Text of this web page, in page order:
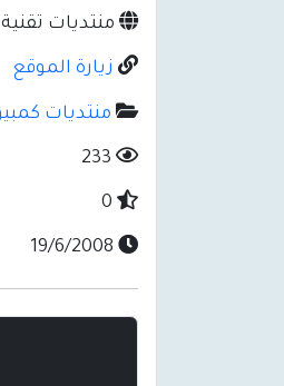
منتديات
زيارة الموقع
منتديات